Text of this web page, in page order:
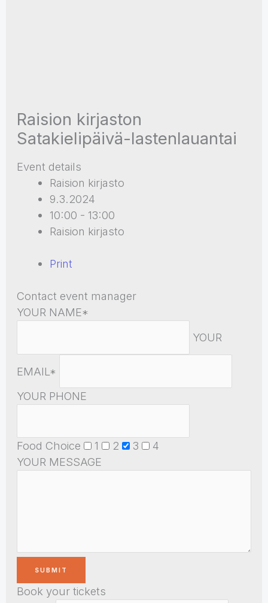
Raision kirjaston
Satakielipäivä-lastenlauantai
Event details
Raision kirjasto
9.3.2024
10:00 - 13:00
Raision kirjasto
Print
Contact event manager
YOUR NAME*
YOUR
EMAIL*
YOUR PHONE
Food Choice 1 2 3
4
YOUR MESSAGE
Book your tickets